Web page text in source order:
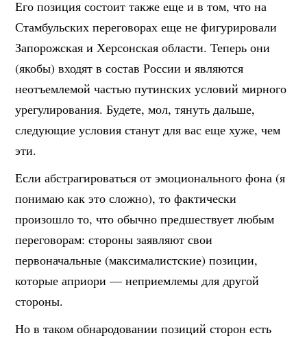
Его позиция состоит также еще и в том, что на
Стамбульских переговорах еще не фигурировали
Запорожская и Херсонская области. Теперь они
(якобы) входят в состав России и являются
неотъемлемой частью путинских условий мирного
урегулирования. Будете, мол, тянуть дальше,
следующие условия станут для вас еще хуже, чем
эти.
Если абстрагироваться от эмоционального фона (я
понимаю как это сложно), то фактически
произошло то, что обычно предшествует любым
переговорам: стороны заявляют свои
первоначальные (максималистские) позиции,
которые априори — неприемлемы для другой
стороны.
Но в таком обнародовании позиций сторон есть